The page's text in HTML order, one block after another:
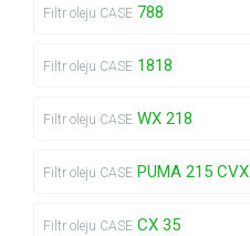
Filtr oleju CASE 788
Filtr oleju CASE 1818
Filtr oleju CASE WX 218
Filtr oleju CASE PUMA 215 CVX
Filtr oleju CASE CX 35